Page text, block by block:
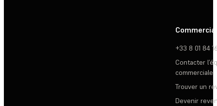
Commercial
+33 8 01 84
Contacter
commerciale
Trouver un
Devenir